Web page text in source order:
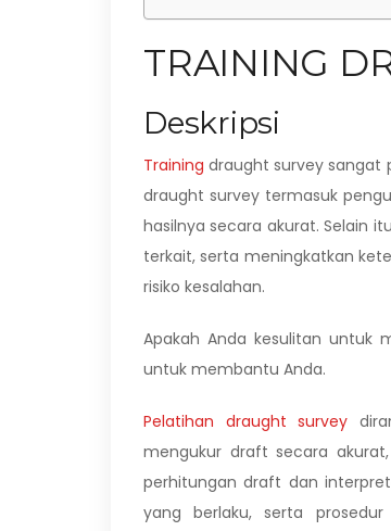
TRAINING
Deskripsi
Training draught survey sangat
draught survey termasuk
hasilnya secara akurat. Selain
terkait, serta meningkatkan
risiko kesalahan.
Apakah Anda kesulitan untuk
untuk membantu Anda.
Pelatihan draught survey
mengukur draft secara
perhitungan draft dan
yang berlaku, serta